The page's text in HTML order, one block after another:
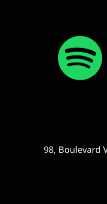
98, Boulevard